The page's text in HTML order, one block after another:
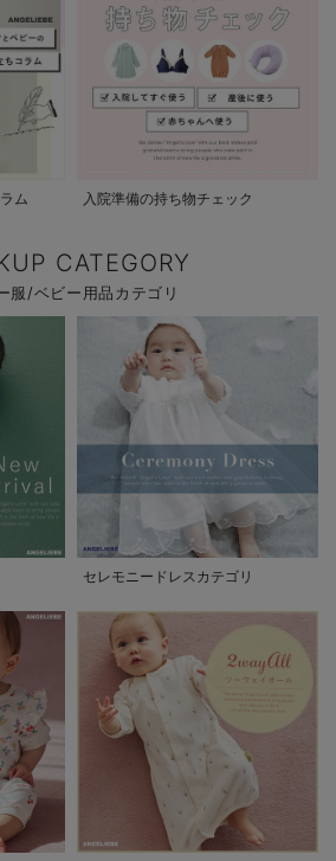
ム 入院準備の持ち物チェック
CATEGORY
服/ベビー用品カテゴリ
セレモニードレスカテゴリ